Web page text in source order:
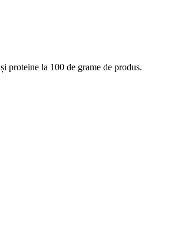
proteine la 100 de grame de produs.